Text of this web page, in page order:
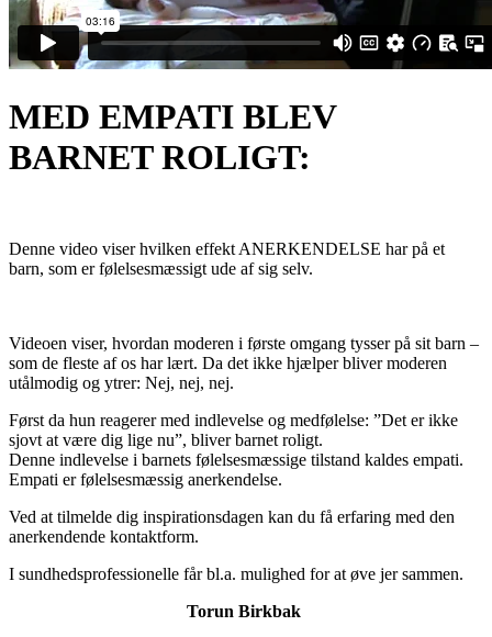
MED EMPATI BLEV
BARNET ROLIGT:
Denne video viser hvilken effekt ANERKENDELSE har på et
barn, som er følelsesmæssigt ude af sig selv.
Videoen viser, hvordan moderen i første omgang tysser på sit barn –
som de fleste af os har lært. Da det ikke hjælper bliver moderen
utålmodig og ytrer: Nej, nej, nej.
Først da hun reagerer med indlevelse og medfølelse: ”Det er ikke
sjovt at være dig lige nu”, bliver barnet roligt.
Denne indlevelse i barnets følelsesmæssige tilstand kaldes empati.
Empati er følelsesmæssig anerkendelse.
Ved at tilmelde dig inspirationsdagen kan du få erfaring med den
anerkendende kontaktform.
I sundhedsprofessionelle får bl.a. mulighed for at øve jer sammen.
Torun Birkbak